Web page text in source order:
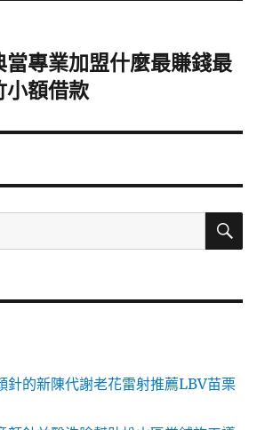
當專業加盟什麼最賺錢最
小額借款
搜
針的新陳代謝老花雷射推薦LBV苗栗